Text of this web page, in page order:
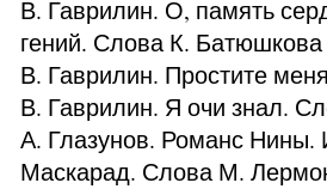
В. Гаврилин. О, память
гений. Слова К. Батюшкова
В. Гаврилин. Простите
В. Гаврилин. Я очи знал.
А. Глазунов. Романс Нины.
Маскарад. Слова М.